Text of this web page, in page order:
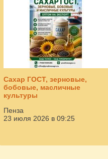
Сахар ГОСТ, зерновые,
бобовые, масличные
культуры
Пенза
23 июля 2026 в 09:25